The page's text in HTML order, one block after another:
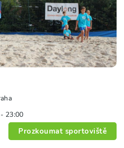
23:00
Prozkoumat sportoviště